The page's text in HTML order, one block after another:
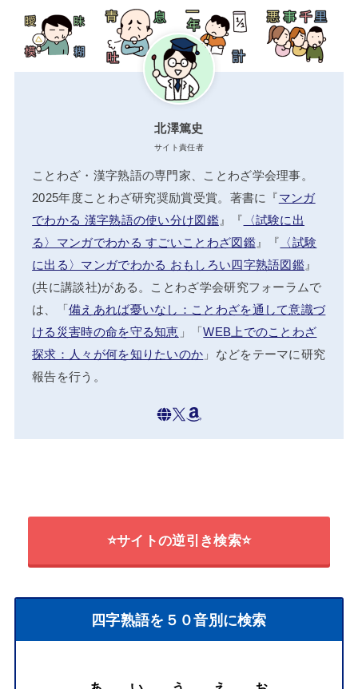
北澤篤史
サイト責任者
ことわざ・漢字熟語の専門家、ことわざ学会理事。
2025年度ことわざ研究奨励賞受賞。著書に『マンガ
でわかる 漢字熟語の使い分け図鑑』『 〈試験に出
る〉マンガでわかる すごいことわざ図鑑』『 〈試験
に出る〉マンガでわかる おもしろい四字熟語図鑑 』
(共に講談社)がある。ことわざ学会研究フォーラムで
は、「備えあれば憂いなし：ことわざを通して意識づ
ける災害時の命を守る知恵 」「WEB上でのことわざ
探求：人々が何を知りたいのか 」などをテーマに研究
報告を行う。
⭐サイトの逆引き検索⭐
四字熟語を５０音別に検索